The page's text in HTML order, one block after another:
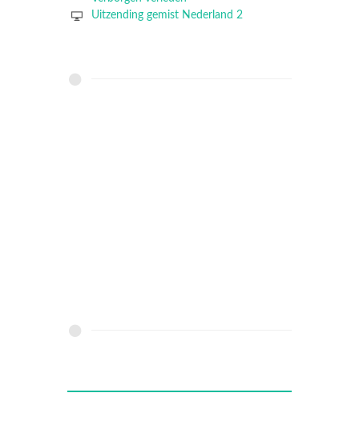
Uitzending gemist Nederland 2